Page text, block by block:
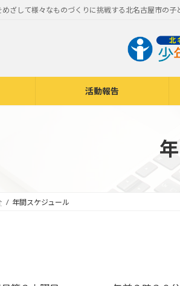
ざして様々なものづくりに挑戦する北名古屋市の子
活動報告
年間スケジュール